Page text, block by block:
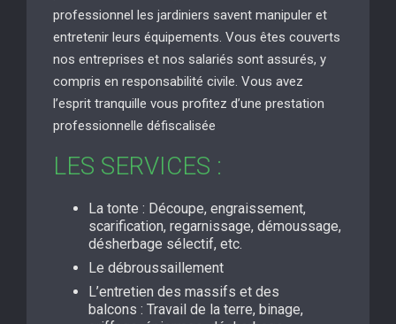
professionnel les jardiniers savent manipuler et
entretenir leurs équipements. Vous êtes couverts
nos entreprises et nos salariés sont assurés, y
compris en responsabilité civile. Vous avez
l’esprit tranquille vous profitez d’une prestation
professionnelle défiscalisée
LES SERVICES :
La tonte : Découpe, engraissement,
scarification, regarnissage, démoussage,
désherbage sélectif, etc.
Le débroussaillement
L’entretien des massifs et des
balcons : Travail de la terre, binage,